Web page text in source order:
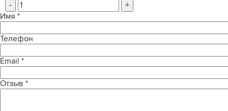
-
+
Имя *
Телефон
Email *
Отзыв *